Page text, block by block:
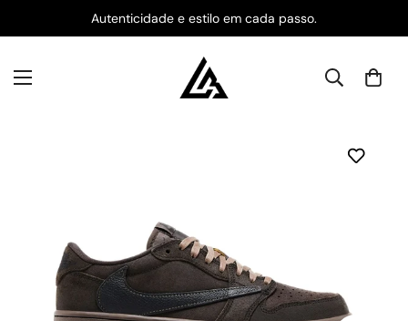
Autenticidade e estilo em cada passo.